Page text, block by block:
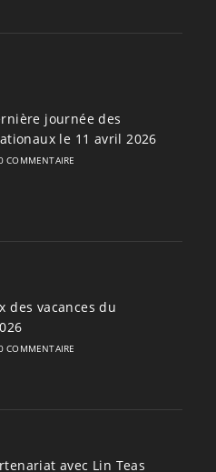
journée des
le 11 avril 2026
COMMENTAIRE
des vacances du
COMMENTAIRE
avec Lin Teas